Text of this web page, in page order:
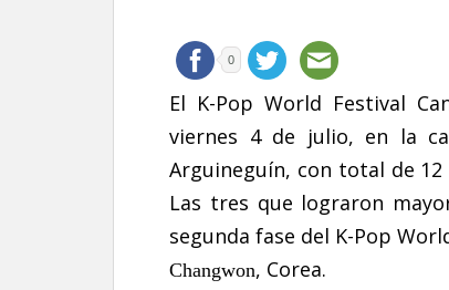
0
El K-Pop World Festival
viernes 4 de julio, en la
Arguineguín, con total de
Las tres que lograron
segunda fase del K-Pop
Changwon, Corea.